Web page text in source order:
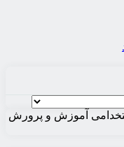
آموزش و پرورش